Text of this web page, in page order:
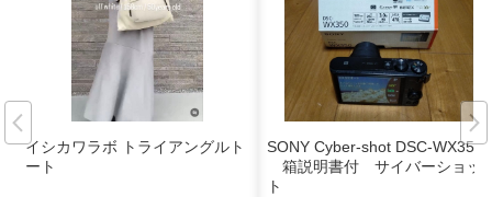
イシカワラボ トライアングルト
ート
SONY Cyber-shot DSC-WX350
箱説明書付 サイバーショッ
ト